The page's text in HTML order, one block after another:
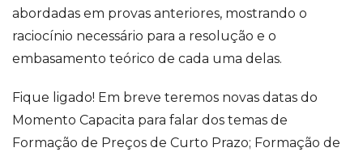
abordadas em provas anteriores, mostrando o
raciocínio necessário para a resolução e o
embasamento teórico de cada uma delas.
Fique ligado! Em breve teremos novas datas do
Momento Capacita para falar dos temas de
Formação de Preços de Curto Prazo; Formação de